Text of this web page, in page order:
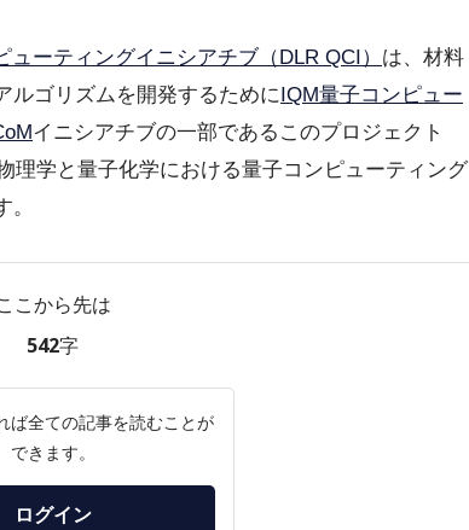
ーティングイニシアチブ（DLR QCI） は、材料
ルゴリズムを開発するためにIQM量子コンピュー
イニシアチブの一部であるこのプロジェクト
理学と量子化学における量子コンピューティング
こから先は
542字
ば全ての記事を読むことが
できます。
ログイン